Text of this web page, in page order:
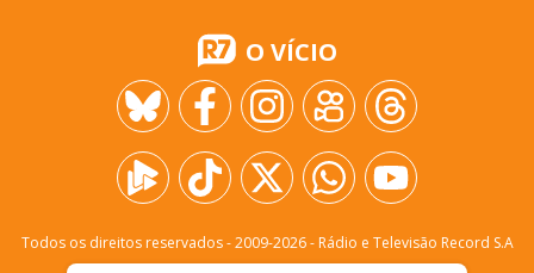
O VÍCIO
Todos os direitos reservados - 2009-2026- Rádio e Televisão Record S.A